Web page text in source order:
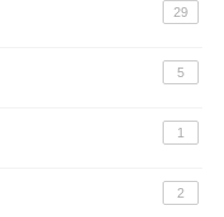
29
5
1
2